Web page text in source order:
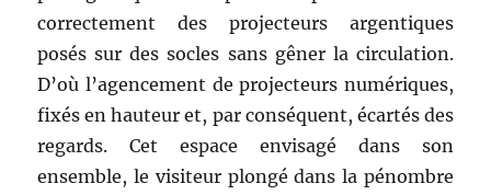
correctement des projecteurs argentiques
posés sur des socles sans gêner la circulation.
D’où l’agencement de projecteurs numériques,
fixés en hauteur et, par conséquent, écartés des
regards. Cet espace envisagé dans son
ensemble, le visiteur plongé dans la pénombre